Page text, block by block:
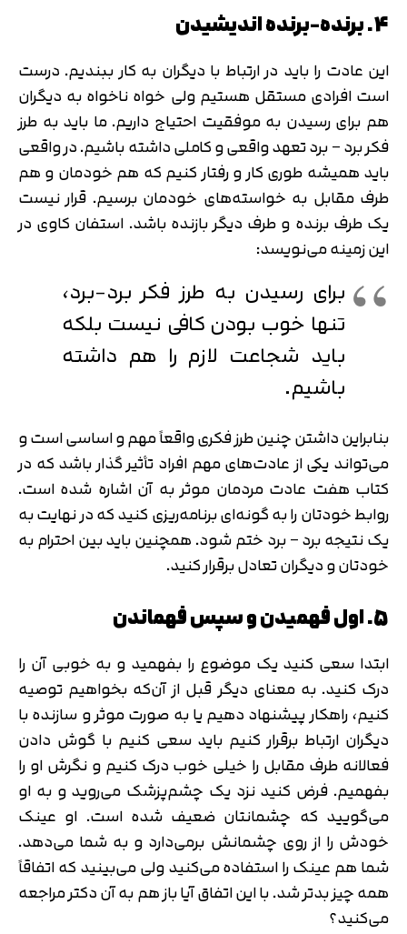
4. برنده-برنده اندیشیدن
این عادت را باید در ارتباط با دیگران به کار ببندیم. درست
است افرادی مستقل هستیم ولی خواه ناخواه به دیگران
هم برای رسیدن به موفقیت احتیاج داریم. ما باید به طرز
فکر برد – برد تعهد واقعی و کاملی داشته باشیم. در واقعی
باید همیشه طوری کار و رفتار کنیم که هم خودمان و هم
طرف مقابل به خواسته‌های خودمان برسیم. قرار نیست
یک طرف برنده و طرف دیگر بازنده باشد. استفان کاوی در
این زمینه می‌نویسد:
برای رسیدن به طرز فکر برد-برد،
تنها خوب بودن کافی نیست بلکه
باید شجاعت لازم را هم داشته
باشیم.
بنابراین داشتن چنین طرز فکری واقعاً مهم و اساسی است و
می‌تواند یکی از عادت‌های مهم افراد تأثیر گذار باشد که در
کتاب هفت عادت مردمان موثر به آن اشاره شده است.
روابط خودتان را به گونه‌ای برنامه‌ریزی کنید که در نهایت به
یک نتیجه برد – برد ختم شود. همچنین باید بین احترام به
خودتان و دیگران تعادل برقرار کنید.
5. اول فهمیدن و سپس فهماندن
ابتدا سعی کنید یک موضوع را بفهمید و به خوبی آن را
درک کنید. به معنای دیگر قبل از آن‌که بخواهیم توصیه
کنیم، راهکار پیشنهاد دهیم یا به صورت موثر و سازنده با
دیگران ارتباط برقرار کنیم باید سعی کنیم با گوش دادن
فعالانه طرف مقابل را خیلی خوب درک کنیم و نگرش او را
بفهمیم. فرض کنید نزد یک چشم‌پزشک می‌روید و به او
می‌گویید که چشمانتان ضعیف شده است. او عینک
خودش را از روی چشمانش برمی‌دارد و به شما می‌دهد.
شما هم عینک را استفاده می‌کنید ولی می‌بینید که اتفاقاً
همه چیز بدتر شد. با این اتفاق آیا باز هم به آن دکتر مراجعه
می‌کنید؟